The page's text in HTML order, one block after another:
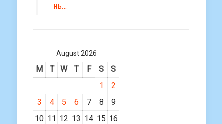
нь…
August 2026
M T W T F S
S
1
2
3
4 5 6 7 8
9
10 11 12 13 14 15 16